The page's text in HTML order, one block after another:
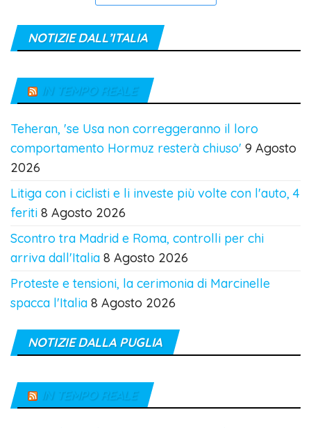
NOTIZIE DALL’ITALIA
IN TEMPO REALE
Teheran, 'se Usa non correggeranno il loro
comportamento Hormuz resterà chiuso' 9 Agosto
2026
Litiga con i ciclisti e li investe più volte con l'auto, 4
feriti 8 Agosto 2026
Scontro tra Madrid e Roma, controlli per chi
arriva dall'Italia 8 Agosto 2026
Proteste e tensioni, la cerimonia di Marcinelle
spacca l'Italia 8 Agosto 2026
NOTIZIE DALLA PUGLIA
IN TEMPO REALE